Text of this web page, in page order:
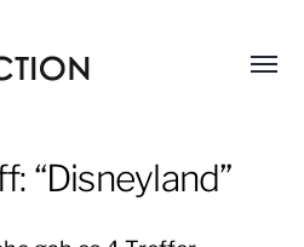
Menü
“Disneyland”